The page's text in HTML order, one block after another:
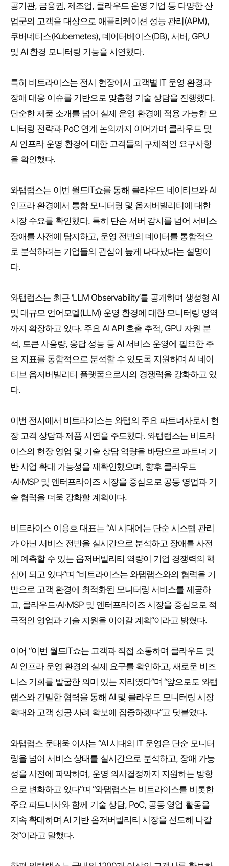
공기관, 금융권, 제조업, 클라우드 운영 기업 등 다양한 산
업군의 고객을 대상으로 애플리케이션 성능 관리(APM),
쿠버네티스(Kubernetes), 데이터베이스(DB), 서버, GPU
및 AI 환경 모니터링 기능을 시연했다.
특히 비트라이스는 전시 현장에서 고객별 IT 운영 환경과
장애 대응 이슈를 기반으로 맞춤형 기술 상담을 진행했다.
단순한 제품 소개를 넘어 실제 운영 환경에 적용 가능한 모
니터링 전략과 PoC 연계 논의까지 이어가며 클라우드 및
AI 인프라 운영 환경에 대한 고객들의 구체적인 요구사항
을 확인했다.
와탭랩스는 이번 월드IT쇼를 통해 클라우드 네이티브와 AI
인프라 환경에서 통합 모니터링 및 옵저버빌리티에 대한
시장 수요를 확인했다. 특히 단순 서버 감시를 넘어 서비스
장애를 사전에 탐지하고, 운영 전반의 데이터를 통합적으
로 분석하려는 기업들의 관심이 높게 나타났다는 설명이
다.
와탭랩스는 최근 ‘LLM Observability’를 공개하며 생성형 AI
및 대규모 언어모델(LLM) 운영 환경에 대한 모니터링 영역
까지 확장하고 있다. 주요 AI API 호출 추적, GPU 자원 분
석, 토큰 사용량, 응답 성능 등 AI 서비스 운영에 필요한 주
요 지표를 통합적으로 분석할 수 있도록 지원하며 AI 네이
티브 옵저버빌리티 플랫폼으로서의 경쟁력을 강화하고 있
다.
이번 전시에서 비트라이스는 와탭의 주요 파트너사로서 현
장 고객 상담과 제품 시연을 주도했다. 와탭랩스는 비트라
이스의 현장 영업 및 기술 상담 역량을 바탕으로 파트너 기
반 사업 확대 가능성을 재확인했으며, 향후 클라우드
·AI·MSP 및 엔터프라이즈 시장을 중심으로 공동 영업과 기
술 협력을 더욱 강화할 계획이다.
비트라이스 이용호 대표는 “AI 시대에는 단순 시스템 관리
가 아닌 서비스 전반을 실시간으로 분석하고 장애를 사전
에 예측할 수 있는 옵저버빌리티 역량이 기업 경쟁력의 핵
심이 되고 있다”며 “비트라이스는 와탭랩스와의 협력을 기
반으로 고객 환경에 최적화된 모니터링 서비스를 제공하
고, 클라우드·AI·MSP 및 엔터프라이즈 시장을 중심으로 적
극적인 영업과 기술 지원을 이어갈 계획”이라고 밝혔다.
이어 “이번 월드IT쇼는 고객과 직접 소통하며 클라우드 및
AI 인프라 운영 환경의 실제 요구를 확인하고, 새로운 비즈
니스 기회를 발굴한 의미 있는 자리였다”며 “앞으로도 와탭
랩스와 긴밀한 협력을 통해 AI 및 클라우드 모니터링 시장
확대와 고객 성공 사례 확보에 집중하겠다”고 덧붙였다.
와탭랩스 문태욱 이사는 “AI 시대의 IT 운영은 단순 모니터
링을 넘어 서비스 상태를 실시간으로 분석하고, 장애 가능
성을 사전에 파악하며, 운영 의사결정까지 지원하는 방향
으로 변화하고 있다”며 “와탭랩스는 비트라이스를 비롯한
주요 파트너사와 함께 기술 상담, PoC, 공동 영업 활동을
지속 확대하며 AI 기반 옵저버빌리티 시장을 선도해 나갈
것”이라고 말했다.